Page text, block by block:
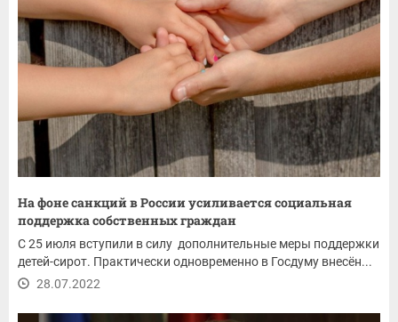
На фоне санкций в России усиливается социальная
поддержка собственных граждан
С 25 июля вступили в силу дополнительные меры поддержки
детей-сирот. Практически одновременно в Госдуму внесён...
28.07.2022